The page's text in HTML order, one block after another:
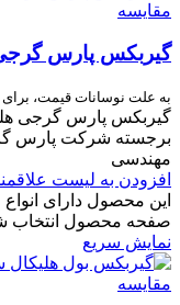
مقایسه
گیربکس پارس
به علت نوسانات قیمت، برای
گیربکس پارس گرجی
برجسته شرکت پارس
مهندسی
افزودن به لیست
این محصول دارای
صفحه محصول انتخاب
نمایش سریع
مقایسه